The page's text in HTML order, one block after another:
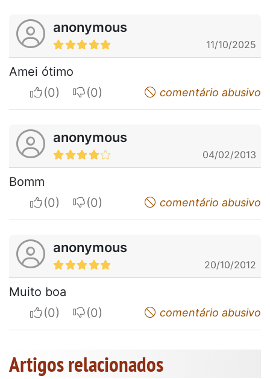
anonymous
11/10/2025
Amei ótimo
I apreciateI do not appreciatecomentário abusivo
anonymous
04/02/2013
Bomm
I apreciateI do not appreciatecomentário abusivo
anonymous
20/10/2012
Muito boa
I apreciateI do not appreciatecomentário abusivo
Artigos relacionados